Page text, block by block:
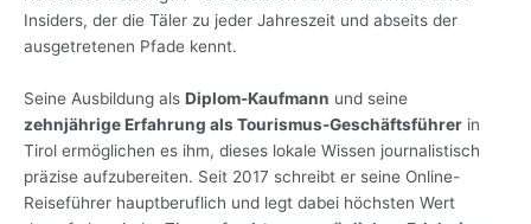
Insiders, der die Täler zu jeder Jahreszeit und abseits der
ausgetretenen Pfade kennt.
Seine Ausbildung als Diplom-Kaufmann und seine
zehnjährige Erfahrung als Tourismus-Geschäftsführer in
Tirol ermöglichen es ihm, dieses lokale Wissen journalistisch
präzise aufzubereiten. Seit 2017 schreibt er seine Online-
Reiseführer hauptberuflich und legt dabei höchsten Wert